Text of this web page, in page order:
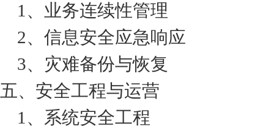
1、业务连续性管理
2、信息安全应急响应
3、灾难备份与恢复
五、安全工程与运营
1、系统安全工程